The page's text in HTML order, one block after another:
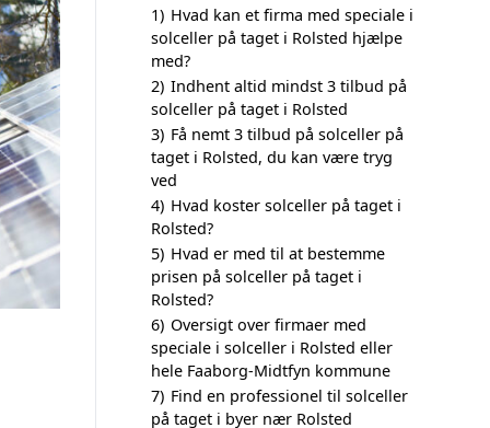
1) Hvad kan et firma med speciale i
solceller på taget i Rolsted hjælpe
med?
2) Indhent altid mindst 3 tilbud på
solceller på taget i Rolsted
3) Få nemt 3 tilbud på solceller på
taget i Rolsted, du kan være tryg
ved
4) Hvad koster solceller på taget i
Rolsted?
5) Hvad er med til at bestemme
prisen på solceller på taget i
Rolsted?
6) Oversigt over firmaer med
speciale i solceller i Rolsted eller
hele Faaborg-Midtfyn kommune
7) Find en professionel til solceller
på taget i byer nær Rolsted